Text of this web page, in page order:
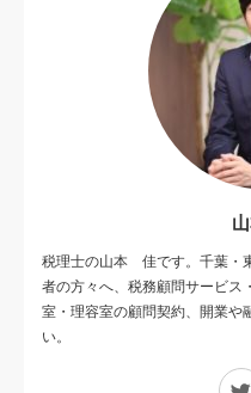
税理士の山本 佳です。千葉・
者の方々へ、税務顧問サービス
室・理容室の顧問契約、開業や
い。